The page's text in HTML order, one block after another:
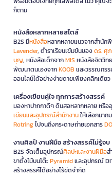
ก็ตาม
หนังสือหลากหลายสไตล์
B2S มีหนังสือหลากหลายแนวจากสำนัก
Lavender, ตำราเรียนเข้มข้นของดร. ศุ
บุญ, หนังสือเด็กจากMIS หนังสือจิตวิท
พัฒนาตนเองจากKOOB และวรรณกรร
ออนไลน์ได้อย่างง่ายดายเพียงคลิกเดียว
เครื่องเขียนคู่ใจ ทุกการสร้างสรรค์
มองหาปากกาดีๆ ดินสอหลากหลาย หรื
เขียนและอุปกรณ์สำนักงานให้เลือกมา
Rotringไปจนถึงกระดาษถ่ายเอกสาร
งานศิลป์ งานฝีมือ สร้างสรรค์ไม่รู้จบ
B2S จัดเต็มอุปกรณ์ศิลปะและงานฝีมือส
ขาตั้งไม้บนโต๊ะPyramidและอุปกรณ์
สร้างสรรค์ได้อย่างไร้ขีดจำกัด